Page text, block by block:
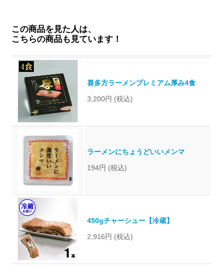
この商品を見た人は、
こちらの商品も見ています！
喜多方ラーメンプレミアム厚み4食
3,200円 (税込)
ラーメンにちょうどいいメンマ
194円 (税込)
450gチャーシュー【冷蔵】
2,916円 (税込)